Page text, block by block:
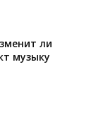
ли
музыку